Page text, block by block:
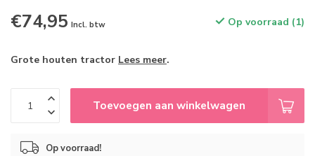
€74,95 Incl. btw Op voorraad (1)
Grote houten tractor Lees meer.
Toevoegen aan winkelwagen
Op voorraad!